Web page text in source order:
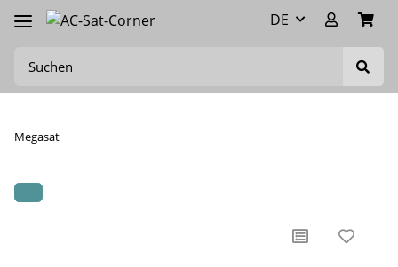
DE
Megasat